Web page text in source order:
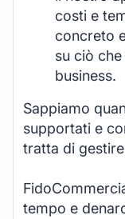
costi e
concreto
su ciò
business.
Sappiamo
supportati e
tratta di
tempo e